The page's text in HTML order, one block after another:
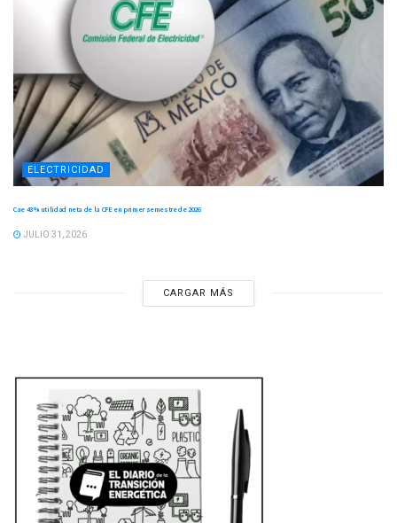
ELECTRICIDAD
Cae 43 % utilidad neta de la CFE en primer semestre de 2026
JULIO 31, 2026
CARGAR MÁS